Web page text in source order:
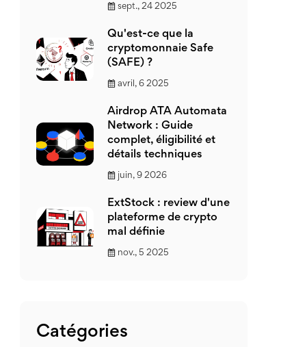
sept., 24 2025
Qu'est-ce que la
cryptomonnaie Safe
(SAFE) ?
avril, 6 2025
Airdrop ATA Automata
Network : Guide
complet, éligibilité et
détails techniques
juin, 9 2026
ExtStock : review d'une
plateforme de crypto
mal définie
nov., 5 2025
Catégories